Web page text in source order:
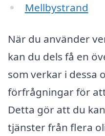
Mellbystrand
När du använder
kan du dels få en
som verkar i dessa
förfrågningar för
Detta gör att du
tjänster från flera